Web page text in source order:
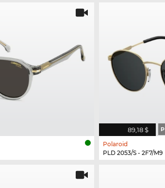
89,18 $ P
Polaroid
PLD 2053/S - 2F7/M9